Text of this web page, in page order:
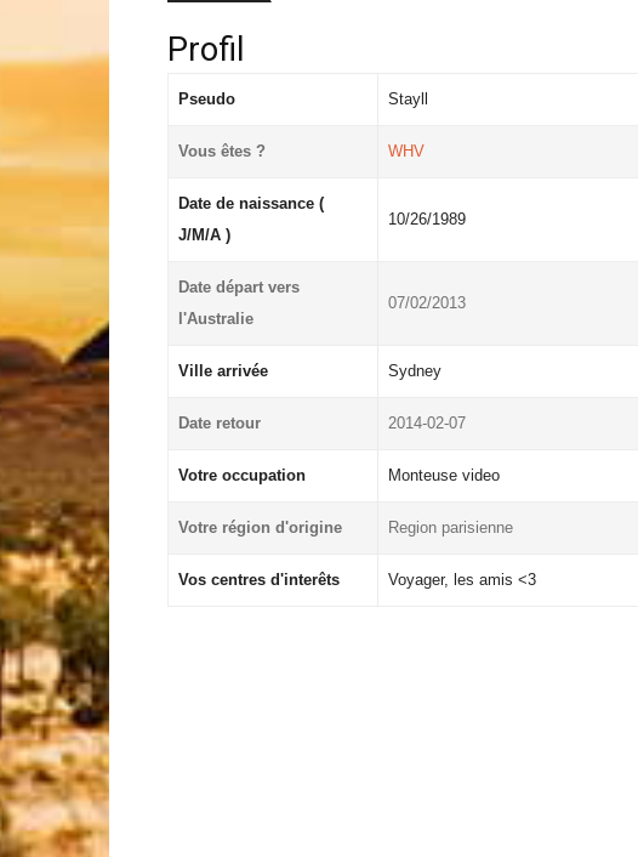
Profil
Pseudo Stayll
Vous êtes ? WHV
Date de naissance (
J/M/A )
10/26/1989
Date départ vers
l'Australie
07/02/2013
Ville arrivée Sydney
Date retour 2014-02-07
Votre occupation Monteuse video
Votre région d'origine Region parisienne
Vos centres d'interêts Voyager, les amis <3